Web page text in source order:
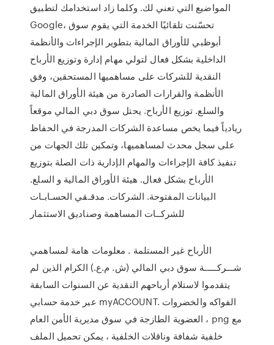
المواضيع التي تعني لك. وكلما زاد استخدامك لتطبيق
Google، تحسّنت تلقائيًا الخدمة التي يقوم سوق
أبوظبي للأوراق المالية بتطوير الإجراءات والأنظمة
الداخلية بشكل فعال لتولي مهام إدارة وتوزيع الأرباح
النقدية للشركات على مساهميها المستحقين، وفق
الأنظمة والقرارات الصادرة من هيئة الأوراق المالية
والسلع. توزيع الأرباح. يحتل سوق دبي المالي موقعاً
ريادياً فيما يخص مساعدة الشركات المدرجة في الحفاظ
على سجل محدث لمساهميها، وتمكين تلك الجهات من
تنفيذ كافة الإجراءات والمهام الإدارية ذات الصلة بتوزيع
الأرباح بشكل فعال. هيئة الأوراق المالية و السلع.
البيانات المفتوحة. الشركات. مدقـقي الحسـابـات
للشركــات المساهمة وصناديق الاستثمار
الأرباح غير المستلمة . معلومات هامة لمساهمي
شـــركـــــة سوق دبي المالي (ش. م.ع.) الكرام الذين لم
يتقدموا لاستلام أرباحهم النقدية عن السنوات السابقة
عبر خدمة حسابي myACCOUNT. الفواكه والخضروات
العضوية الطازجة في سوق مديرية الأمن العام ، png مع
خلفية شفافة وناقلات الخلفية ، يمكن تحميل الملف